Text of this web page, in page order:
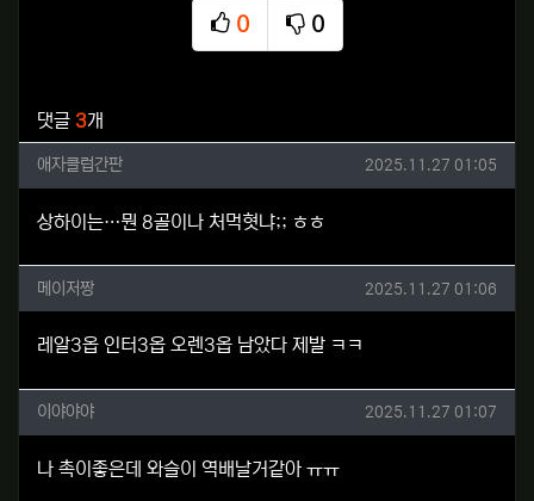
0
추천
0
비추천
댓글 3개
애자클럽간판님의 댓글
애자클럽간판 작성일
2025.11.27 01:05
상하이는…뭔 8골이나 처먹혓냐;; ㅎㅎ
메이저짱님의 댓글
메이저짱 작성일
2025.11.27 01:06
레알3옵 인터3옵 오렌3옵 남았다 제발 ㅋㅋ
이야야야님의 댓글
이야야야 작성일
2025.11.27 01:07
나 촉이좋은데 와슬이 역배날거같아 ㅠㅠ